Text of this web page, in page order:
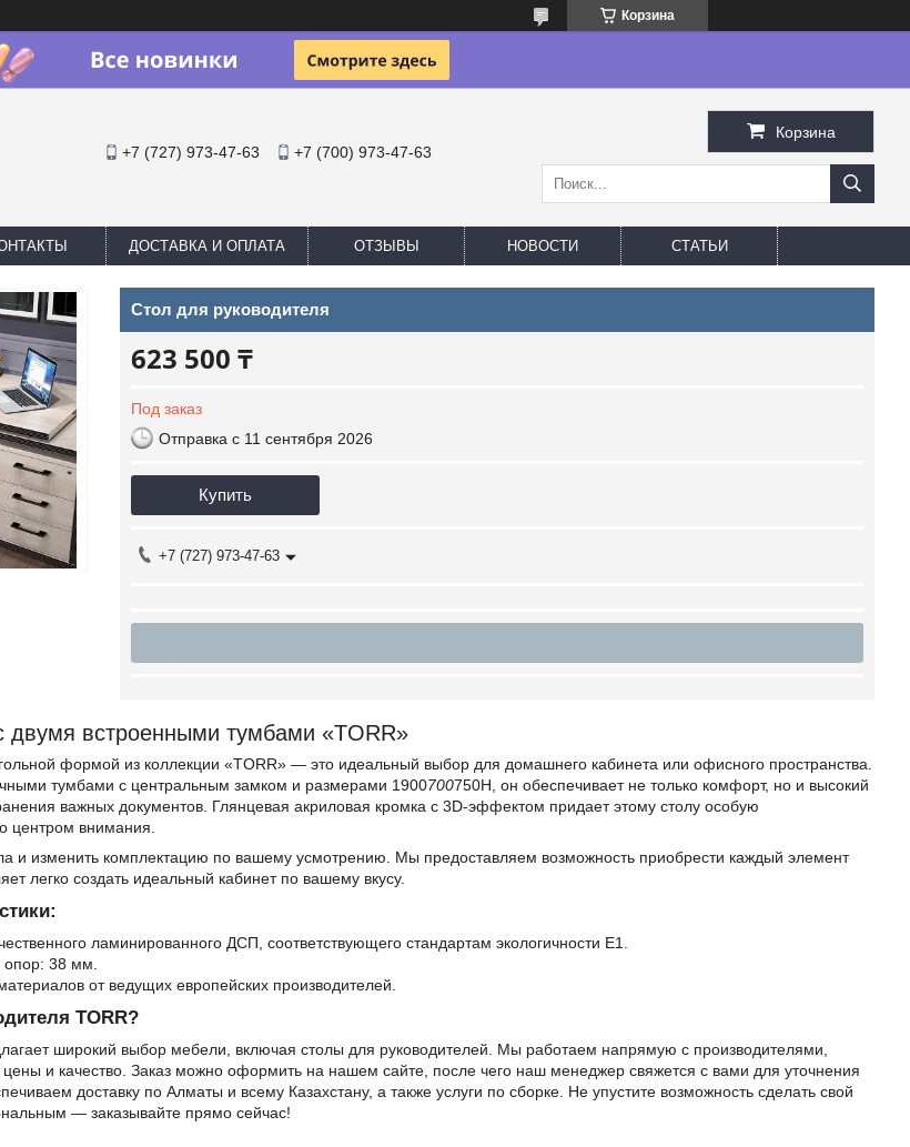
Корзина
+7 (727) 973-47-63 +7 (700) 973-47-63
Корзина
ДОСТАВКА И ОПЛАТА ОТЗЫВЫ НОВОСТИ СТАТЬИ
Стол для руководителя
623 500 ₸
Под заказ
Отправка с 11 сентября 2026
Купить
+7 (727) 973-47-63
двумя встроенными тумбами «TORR»
формой из коллекции «TORR» — это идеальный выбор для домашнего кабинета или офисного пространства.
тумбами с центральным замком и размерами 1900700750Н, он обеспечивает не только комфорт, но и высокий
важных документов. Глянцевая акриловая кромка с 3D-эффектом придает этому столу особую
центром внимания.
и изменить комплектацию по вашему усмотрению. Мы предоставляем возможность приобрести каждый элемент
легко создать идеальный кабинет по вашему вкусу.
ламинированного ДСП, соответствующего стандартам экологичности Е1.
38 мм.
от ведущих европейских производителей.
TORR?
широкий выбор мебели, включая столы для руководителей. Мы работаем напрямую с производителями,
цены и качество. Заказ можно оформить на нашем сайте, после чего наш менеджер свяжется с вами для уточнения
доставку по Алматы и всему Казахстану, а также услуги по сборке. Не упустите возможность сделать свой
— заказывайте прямо сейчас!